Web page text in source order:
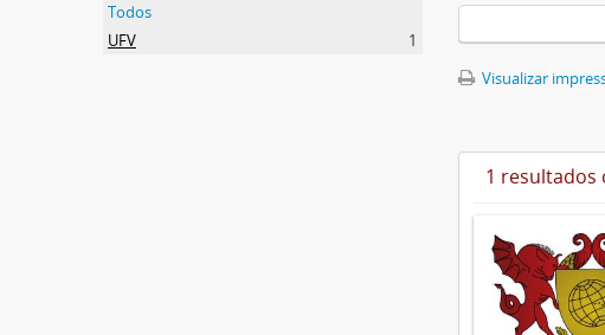
Todos
UFV
1
Visualizar
1 resultados